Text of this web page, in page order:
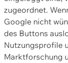
zugeordnet.
Google nicht
des Buttons
Nutzungsprofile
Marktforschung